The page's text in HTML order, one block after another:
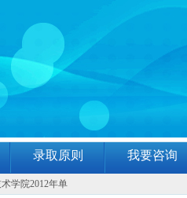
录取原则 我要咨询
学院2012年单